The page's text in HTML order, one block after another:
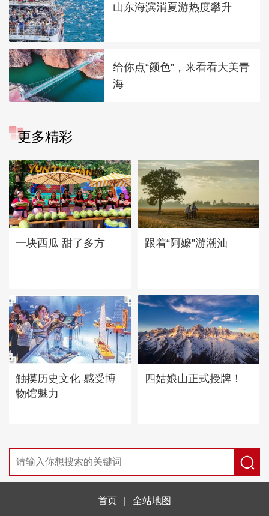
山东海滨消夏游热度攀升
给你点“颜色”，来看看大美青
海
更多精彩
一块西瓜 甜了多方 跟着“阿嬷”游潮汕
触摸历史文化 感受博
物馆魅力
四姑娘山正式授牌！
首页 全站地图